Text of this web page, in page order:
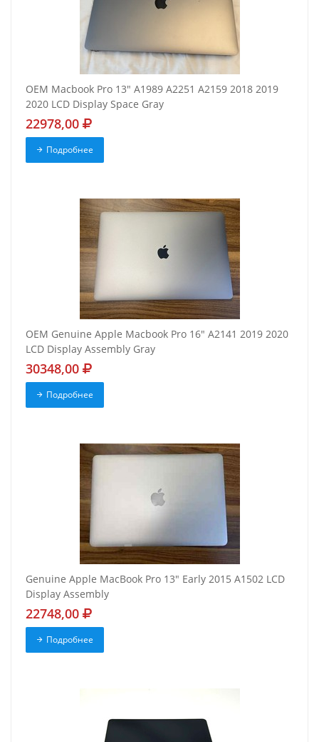
OEM Macbook Pro 13" A1989 A2251 A2159 2018 2019
2020 LCD Display Space Gray
22978,00
Подробнее
OEM Genuine Apple Macbook Pro 16" A2141 2019 2020
LCD Display Assembly Gray
30348,00
Подробнее
Genuine Apple MacBook Pro 13" Early 2015 A1502 LCD
Display Assembly
22748,00
Подробнее